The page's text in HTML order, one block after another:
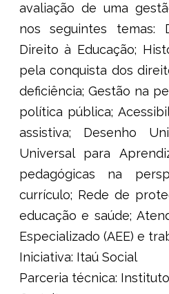
avaliação de uma
nos seguintes temas:
Direito à Educação;
pela conquista dos
deficiência; Gestão na
política pública;
assistiva; Desenho
Universal para
pedagógicas na
currículo; Rede de
educação e saúde;
Especializado (AEE) e
Iniciativa: Itaú Social
Parceria técnica: